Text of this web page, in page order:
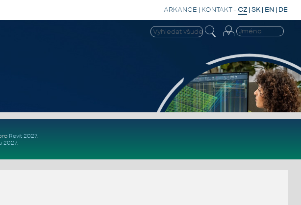
ARKANCE | KONTAKT- CZ |SK | EN | DE
Revit 2027.
2027.